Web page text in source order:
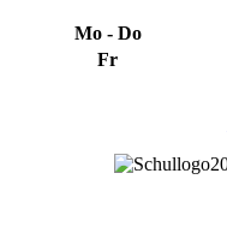
Mo - Do
Fr